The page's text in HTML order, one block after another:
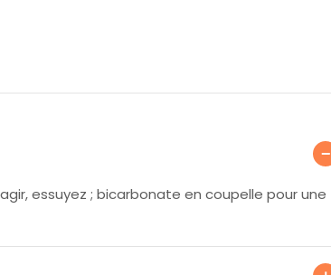
−
essuyez ; bicarbonate en coupelle pour une